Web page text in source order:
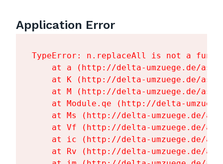
Application Error
TypeError: n.replaceAll is not a
at a (http://delta-umzuege.de/
at K (http://delta-umzuege.de/
at M (http://delta-umzuege.de/
at Module.qe (http://delta-
at Ms (http://delta-umzuege.de/
at Vf (http://delta-umzuege.de/
at ic (http://delta-umzuege.de/
at Rv (http://delta-umzuege.de/